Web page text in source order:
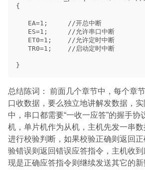
总结陈词： 前面几个章节中，每个章
口收数据，要么独立地讲解发数据，
中，串口都需要“一收一应答”的握手协
机，单片机作为从机，主机先发一串
进行校验判断，如果校验正确则返回
验错误则返回错误应答指令，主机收
现是正确应答指令则继续发送其它的